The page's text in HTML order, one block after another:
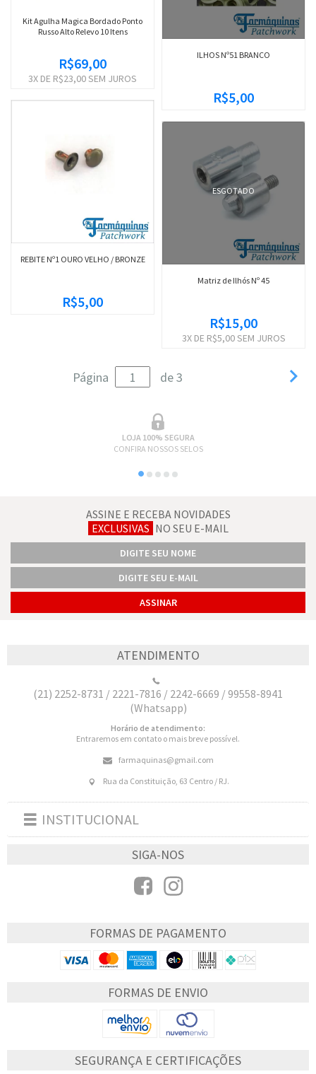
Kit Agulha Magica Bordado Ponto
Russo Alto Relevo 10 Itens
R$69,00
3X DE R$23,00SEM JUROS
ILHOS Nº51 BRANCO
R$5,00
REBITE Nº1 OURO VELHO / BRONZE
R$5,00
ESGOTADO
Matriz de Ilhós Nº 45
R$15,00
3X DE R$5,00SEM JUROS
Página de 3 
LOJA 100% SEGURA
CONFIRA NOSSOS SELOS
ASSINE E RECEBA NOVIDADES
EXCLUSIVAS NO SEU E-MAIL
ATENDIMENTO
(21) 2252-8731 / 2221-7816 / 2242-6669 / 99558-8941
(Whatsapp)
Horário de atendimento:
Entraremos em contato o mais breve possível.
farmaquinas@gmail.com
Rua da Constituição, 63 Centro / RJ.
Toggle
navigation
INSTITUCIONAL
SIGA-NOS
FORMAS DE PAGAMENTO
FORMAS DE ENVIO
SEGURANÇA E CERTIFICAÇÕES